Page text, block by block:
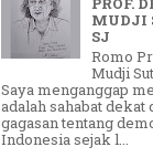
MUDJI
SJ
Romo
Mudji
Saya menganggap
adalah sahabat dekat
gagasan tentang
Indonesia sejak l...